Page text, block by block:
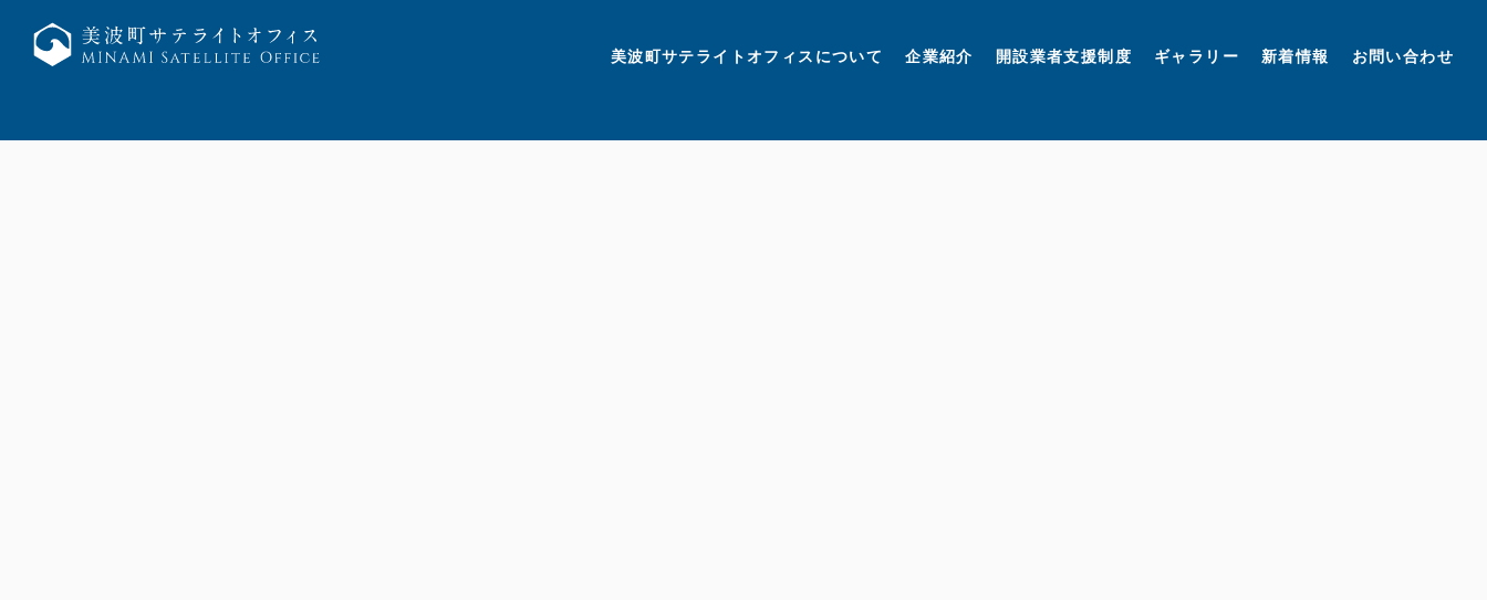
美波町サテライトオフィスについて 企業紹介 開設業者支援制度 ギャラリー 新着情報 お問い合わせ
美波町 ミナミマリンラボ
個人情報保護方針